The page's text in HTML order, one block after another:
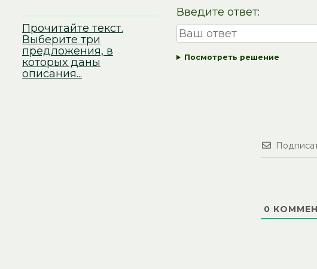
Введите ответ:
Посмотреть решение
0
Прочитайте текст.
Выберите три
предложения, в
которых даны
описания...